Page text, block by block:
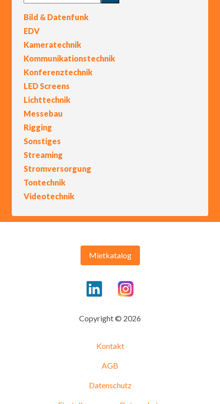
Bild & Datenfunk
EDV
Kameratechnik
Kommunikationstechnik
Konferenztechnik
LED Screens
Lichttechnik
Messebau
Rigging
Sonstiges
Streaming
Stromversorgung
Tontechnik
Videotechnik
Mietkatalog
Copyright © 2026
Kontakt
AGB
Datenschutz